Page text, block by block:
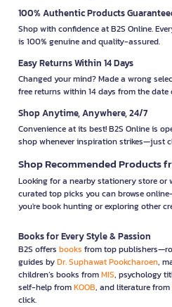
100% Authentic Products
Shop with confidence at B2S Online.
is 100% genuine and quality-assured.
Easy Returns Within 14 Days
Changed your mind? Made a wrong
free returns within 14 days from the date
Shop Anytime, Anywhere, 24/7
Convenience at its best! B2S Online is
shop whenever inspiration strikes—just
Shop Recommended Products
Looking for a nearby stationery store or
curated top picks you can browse
you're book hunting or exploring other
Books for Every Style & Passion
B2S offers books from top
guides byDr. Suphawat Pookcharoen,
children’s books fromMIS, psychology
self-help fromKOOB, and literature from
click.